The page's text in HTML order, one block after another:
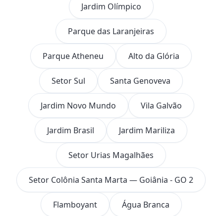
Jardim Olímpico
Parque das Laranjeiras
Parque Atheneu Alto da Glória
Setor Sul Santa Genoveva
Jardim Novo Mundo Vila Galvão
Jardim Brasil Jardim Mariliza
Setor Urias Magalhães
Setor Colônia Santa Marta — Goiânia - GO 2
Flamboyant Água Branca